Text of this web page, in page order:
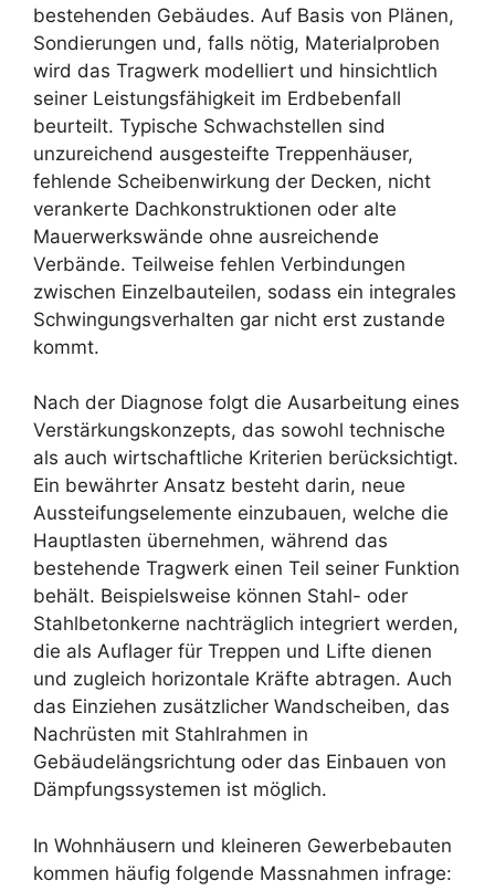
bestehenden Gebäudes. Auf Basis von Plänen,
Sondierungen und, falls nötig, Materialproben
wird das Tragwerk modelliert und hinsichtlich
seiner Leistungsfähigkeit im Erdbebenfall
beurteilt. Typische Schwachstellen sind
unzureichend ausgesteifte Treppenhäuser,
fehlende Scheibenwirkung der Decken, nicht
verankerte Dachkonstruktionen oder alte
Mauerwerkswände ohne ausreichende
Verbände. Teilweise fehlen Verbindungen
zwischen Einzelbauteilen, sodass ein integrales
Schwingungsverhalten gar nicht erst zustande
kommt.
Nach der Diagnose folgt die Ausarbeitung eines
Verstärkungskonzepts, das sowohl technische
als auch wirtschaftliche Kriterien berücksichtigt.
Ein bewährter Ansatz besteht darin, neue
Aussteifungselemente einzubauen, welche die
Hauptlasten übernehmen, während das
bestehende Tragwerk einen Teil seiner Funktion
behält. Beispielsweise können Stahl- oder
Stahlbetonkerne nachträglich integriert werden,
die als Auflager für Treppen und Lifte dienen
und zugleich horizontale Kräfte abtragen. Auch
das Einziehen zusätzlicher Wandscheiben, das
Nachrüsten mit Stahlrahmen in
Gebäudelängsrichtung oder das Einbauen von
Dämpfungssystemen ist möglich.
In Wohnhäusern und kleineren Gewerbebauten
kommen häufig folgende Massnahmen infrage: